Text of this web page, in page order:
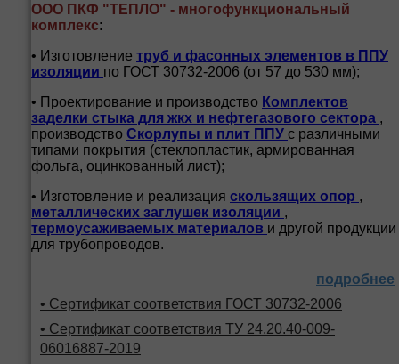
ООО ПКФ "ТЕПЛО" - многофункциональный
комплекс:
• Изготовление труб и фасонных элементов в ППУ
изоляции по ГОСТ 30732-2006 (от 57 до 530 мм);
• Проектирование и производство Комплектов
заделки стыка для жкх и нефтегазового сектора ,
производство Скорлупы и плит ППУ с различными
типами покрытия (стеклопластик, армированная
фольга, оцинкованный лист);
• Изготовление и реализация скользящих опор ,
металлических заглушек изоляции ,
термоусаживаемых материалов и другой продукции
для трубопроводов.
подробнее
• Сертификат соответствия ГОСТ 30732-2006
• Сертификат соответствия ТУ 24.20.40-009-
06016887-2019